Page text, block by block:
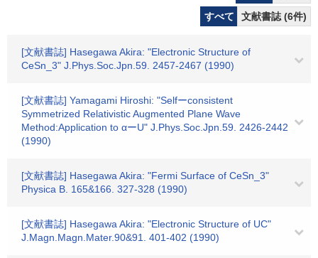
すべて
文献書誌 (6件)
[文献書誌] Hasegawa Akira: "Electronic Structure of
CeSn_3" J.Phys.Soc.Jpn.59. 2457-2467 (1990)
[文献書誌] Yamagami Hiroshi: "Selfーconsistent
Symmetrized Relativistic Augmented Plane Wave
Method:Application to αーU" J.Phys.Soc.Jpn.59. 2426-2442
(1990)
[文献書誌] Hasegawa Akira: "Fermi Surface of CeSn_3"
Physica B. 165&166. 327-328 (1990)
[文献書誌] Hasegawa Akira: "Electronic Structure of UC"
J.Magn.Magn.Mater.90&91. 401-402 (1990)